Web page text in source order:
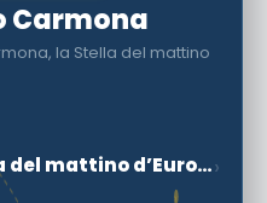
Carmona
la Stella del mattino
Carmona, la Stella del mattino d’Europa›